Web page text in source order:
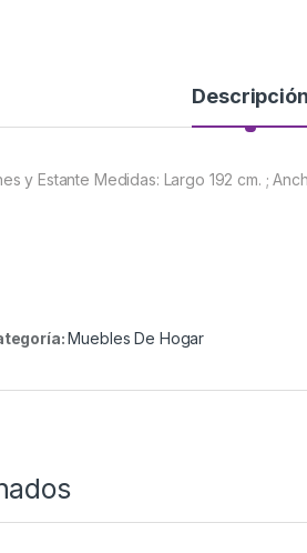
Descripción
y Estante Medidas: Largo 192 cm. ;
Muebles De Hogar